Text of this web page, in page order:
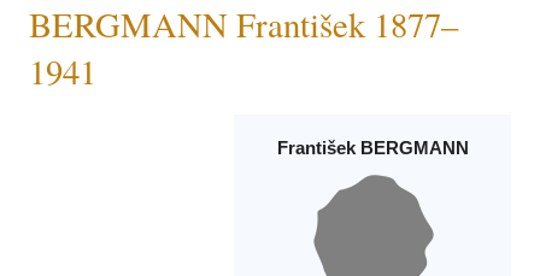
BERGMANN František 1877–
1941
František BERGMANN